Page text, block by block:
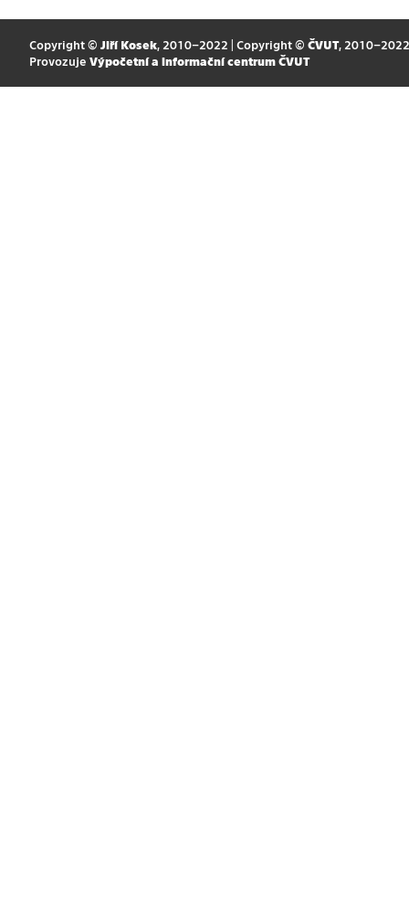
Copyright © Jiří Kosek, 2010–2022 | Copyright © ČVUT, 2010–2022
Provozuje Výpočetní a informační centrum ČVUT